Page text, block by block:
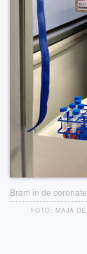
Bram in de
FOTO: MAJA DE